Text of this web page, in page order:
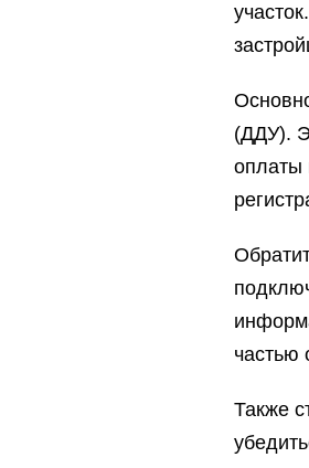
(ДДУ).
оплаты
частью
Также